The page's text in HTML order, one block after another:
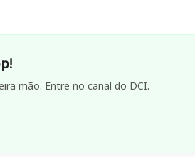
mão. Entre no canal do DCI.